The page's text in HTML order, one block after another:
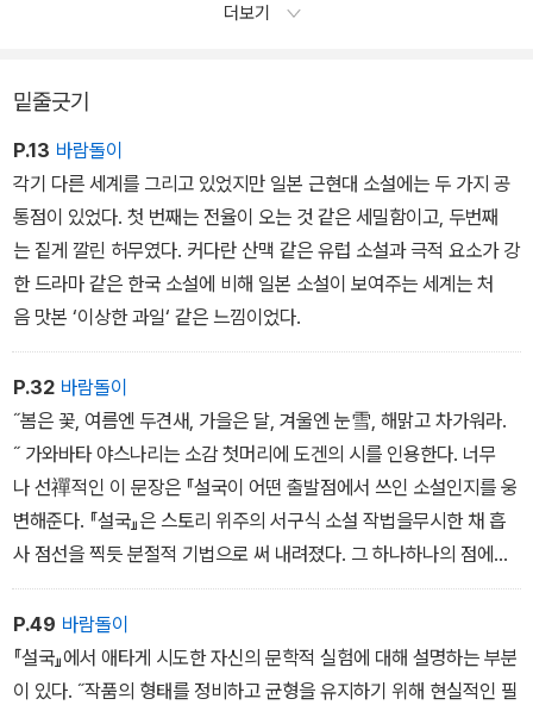
더보기
밑줄긋기
P.13 바람돌이
각기 다른 세계를 그리고 있었지만 일본 근현대 소설에는 두 가지 공
통점이 있었다. 첫 번째는 전율이 오는 것 같은 세밀함이고, 두번째
는 짙게 깔린 허무였다. 커다란 산맥 같은 유럽 소설과 극적 요소가 강
한 드라마 같은 한국 소설에 비해 일본 소설이 보여주는 세계는 처
음 맛본 ‘이상한 과일‘ 같은 느낌이었다.
P.32 바람돌이
˝봄은 꽃, 여름엔 두견새, 가을은 달, 겨울엔 눈雪, 해맑고 차가워라.
˝ 가와바타 야스나리는 소감 첫머리에 도겐의 시를 인용한다. 너무
나 선禪적인 이 문장은 『설국이 어떤 출발점에서 쓰인 소설인지를 웅
변해준다. 『설국』은 스토리 위주의 서구식 소설 작법을무시한 채 흡
사 점선을 찍듯 분절적 기법으로 써 내려졌다. 그 하나하나의 점에
는 자연과 계절의 일부가 되어버린 인간사가 인과관계를 고려하지 않
은 채 담겨 있다. 이 때문에 줄거리를 따라가는 독서법으로는 『설국
의 참맛을 도저히 느낄 수 없다.
P.49 바람돌이
『설국』에서 애타게 시도한 자신의 문학적 실험에 대해 설명하는 부분
이 있다. ˝작품의 형태를 정비하고 균형을 유지하기 위해 현실적인 필